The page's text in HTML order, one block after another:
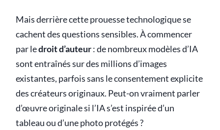
Mais derrière cette prouesse technologique se
cachent des questions sensibles. À commencer
par ledroit d’auteur: de nombreux modèles d’IA
sont entraînés sur des millions d’images
existantes, parfois sans le consentement explicite
des créateurs originaux. Peut-on vraiment parler
d’œuvre originale si l’IA s’est inspirée d’un
tableau ou d’une photo protégés ?